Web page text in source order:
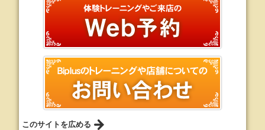
このサイトを広める